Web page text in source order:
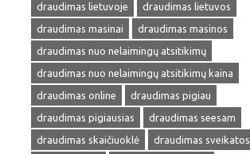
draudimas lietuvoje
draudimas lietuvos
draudimas masinai
draudimas masinos
draudimas nuo nelaimingų atsitikimų
draudimas nuo nelaimingų atsitikimų kaina
draudimas online
draudimas pigiau
draudimas pigiausias
draudimas seesam
draudimas skaičiuoklė
draudimas sveikatos